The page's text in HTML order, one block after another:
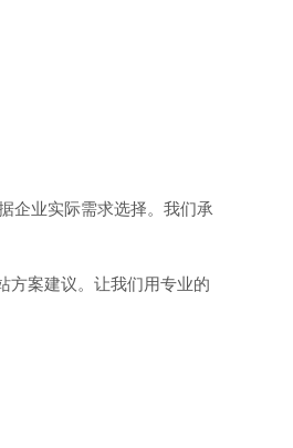
企业实际需求选择。我们承
方案建议。让我们用专业的